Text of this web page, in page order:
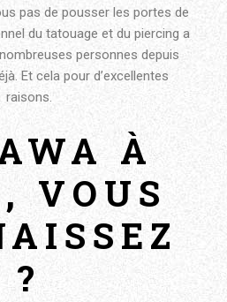
pas de pousser les portes de
du tatouage et du piercing a
personnes depuis
Et cela pour d’excellentes
raisons.
À
VOUS
?